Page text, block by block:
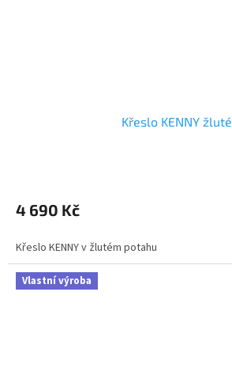
Křeslo KENNY žluté
4 690 Kč
Křeslo KENNY v žlutém potahu
Vlastní výroba